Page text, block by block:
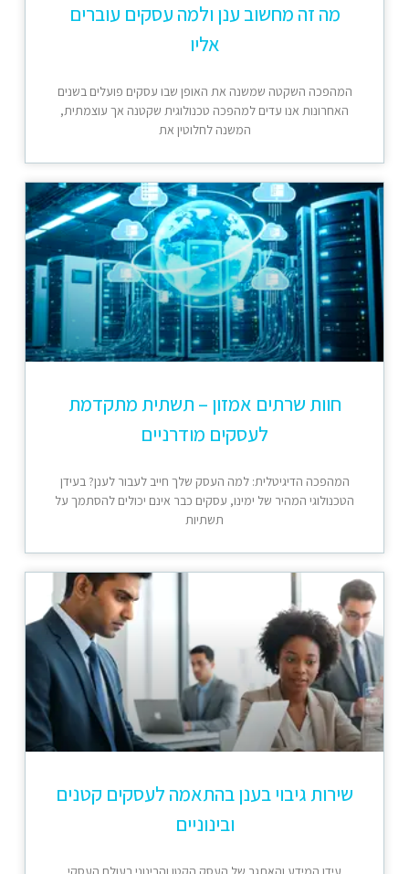
מה זה מחשוב ענן ולמה עסקים עוברים
אליו
המהפכה השקטה שמשנה את האופן שבו עסקים פועלים בשנים
האחרונות אנו עדים למהפכה טכנולוגית שקטנה אך עוצמתית,
המשנה לחלוטין את
חוות שרתים אמזון – תשתית מתקדמת
לעסקים מודרניים
המהפכה הדיגיטלית: למה העסק שלך חייב לעבור לענן? בעידן
הטכנולוגי המהיר של ימינו, עסקים כבר אינם יכולים להסתמך על
תשתיות
שירות גיבוי בענן בהתאמה לעסקים קטנים
ובינוניים